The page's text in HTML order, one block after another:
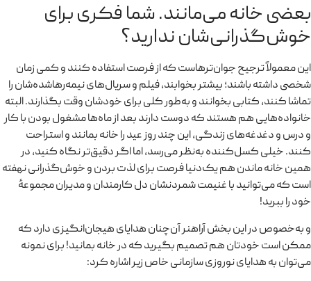
بعضی خانه می‌مانند. شما فکری برای
خوش‌گذرانی‌شان ندارید؟
این معمولاً ترجیح جوان‌ترهاست که از فرصت استفاده کنند و کمی زمان
شخصی داشته باشند؛ بیشتر بخوابند، فیلم و سریال‌های نیمه‌رهاشده‌شان را
تماشا کنند، کتابی بخوانند و به‌طور کلی برای خودشان وقت بگذارند. البته
خانواده‌هایی هم هستند که دوست دارند بعد از ماه‌ها مشغول بودن با کار
و درس و دغدغه‌های زندگی، این چند روز عید را خانه بمانند و استراحت
کنند. خیلی کسل‌کننده به‌نظر می‌رسد، اما اگر دقیق‌تر نگاه کنید، در
همین خانه ماندن هم یک‌دنیا فرصت برای لذت بردن و خوش‌گذرانی نهفته
است که می‌توانید با غنیمت شمردنشان دل کارمندان و مدیران مجموعهٔ
خود را ببرید!
و به‌خصوص در این بخش آراهنر آن‌چنان هدایای هیجان‌انگیزی دارد که
ممکن است خودتان هم تصمیم بگیرید که در خانه بمانید! برای نمونه
می‌توان به هدایای نوروزی سازمانی خاص زیر اشاره کرد: